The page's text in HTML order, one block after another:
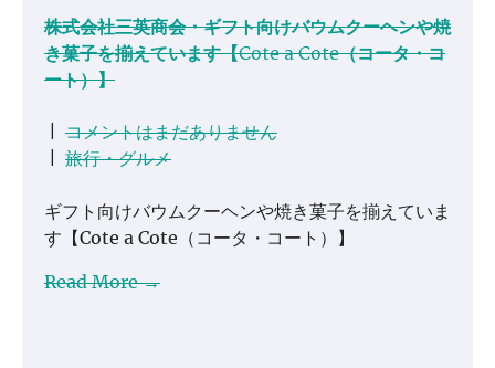
株式会社三英商会・ギフト向けバウムクーヘンや焼
き菓子を揃えています【Cote a Cote（コータ・コ
ート）】
コメントはまだありません
旅行・グルメ
ギフト向けバウムクーヘンや焼き菓子を揃えていま
す【Cote a Cote（コータ・コート）】
Read More →